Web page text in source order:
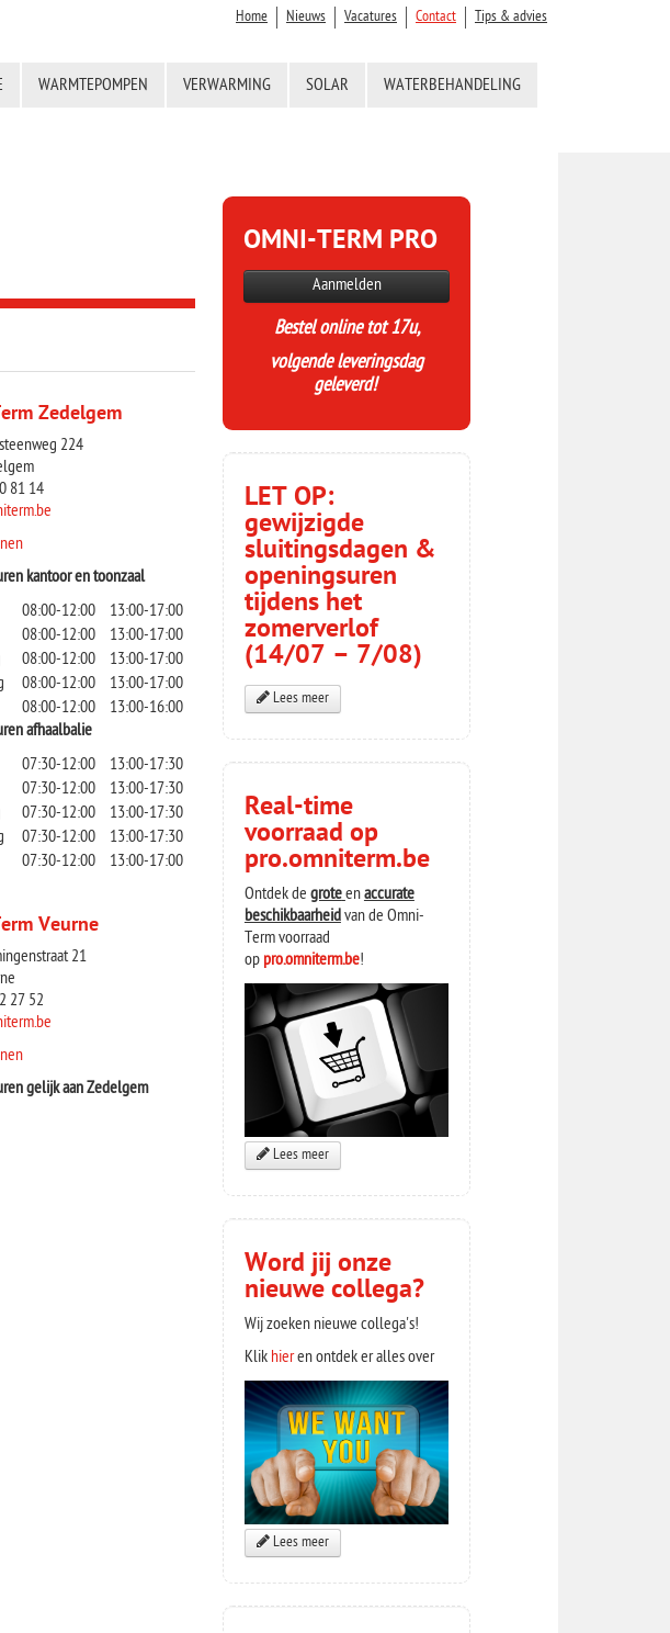
Home Nieuws Vacatures Contact Tips & advies
WARMTEPOMPEN VERWARMING SOLAR
WATERBEHANDELING
Zedelgem
224
81 14
kantoor en toonzaal
08:00-12:00
13:00-17:00
08:00-12:00
13:00-17:00
08:00-12:00
13:00-17:00
08:00-12:00
13:00-17:00
08:00-12:00
13:00-16:00
afhaalbalie
07:30-12:00
13:00-17:30
07:30-12:00
13:00-17:30
07:30-12:00
13:00-17:30
07:30-12:00
13:00-17:30
07:30-12:00 13:00-17:00
Veurne
21
27 52
gelijk aan Zedelgem
OMNI-TERM PRO
Aanmelden
Bestel online tot 17u,
volgende leveringsdag
geleverd!
LET OP:
gewijzigde
sluitingsdagen &
openingsuren
tijdens het
zomerverlof
(14/07 – 7/08)
Lees meer
Real-time
voorraad op
pro.omniterm.be
Ontdek degroteenaccurate
beschikbaarheidvan de Omni-
Term voorraad
oppro.omniterm.be!
Lees meer
Word jij onze
nieuwe collega?
Wij zoeken nieuwe collega's!
Klikhieren ontdek er alles over
Lees meer